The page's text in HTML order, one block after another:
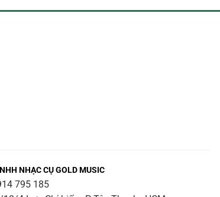
NHẠC CỤ GOLD MUSIC
795 185